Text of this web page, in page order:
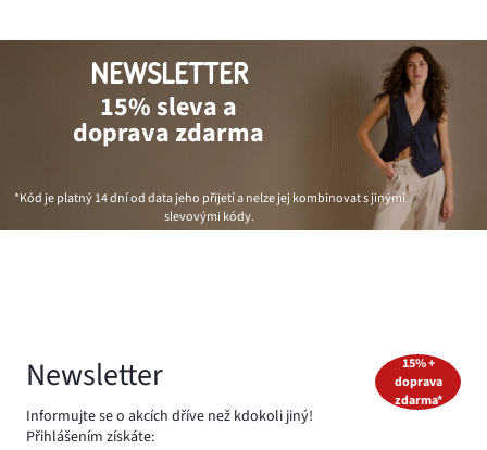
NEWSLETTER
15% sleva a
doprava zdarma
*Kód je platný 14 dní od data jeho přijetí a nelze jej kombinovat s jinými
slevovými kódy.
Newsletter
Informujte se o akcích dříve než kdokoli jiný!
Přihlášením získáte:
15% +
doprava
zdarma*